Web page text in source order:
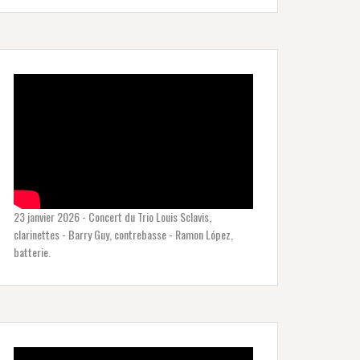
23 janvier 2026 - Concert du Trio Louis Sclavis,
clarinettes - Barry Guy, contrebasse - Ramon López,
batterie.